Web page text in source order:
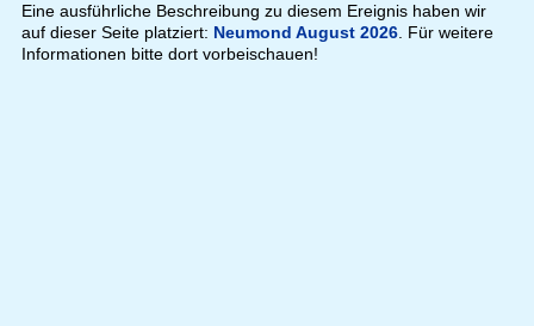
Eine ausführliche Beschreibung zu diesem Ereignis haben wir
auf dieser Seite platziert: Neumond August 2026. Für weitere
Informationen bitte dort vorbeischauen!